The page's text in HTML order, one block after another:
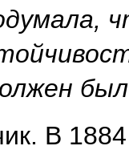
В 1884